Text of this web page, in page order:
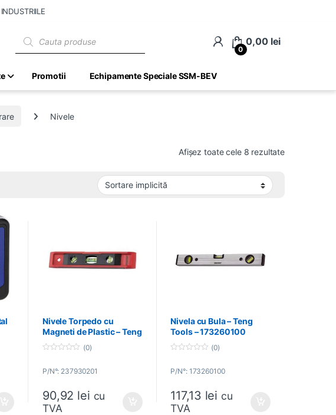
0
0,00 lei
Promotii Echipamente Speciale SSM-BEV
Nivele
Afișez toate cele 8 rezultate
Nivele Torpedo cu
Magneti de Plastic – Teng
Tools – 237930201
u
f
5
(0)
P/N°: 237930201
90,92 lei cu
TVA
Nivela cu Bula – Teng
Tools – 173260100
u
f
5
(0)
P/N°: 173260100
117,13 lei cu
TVA